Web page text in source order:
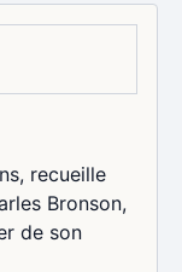
recueille
Bronson,
de son